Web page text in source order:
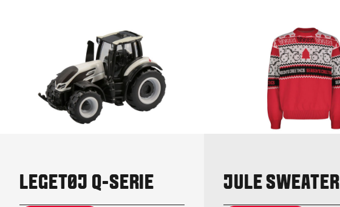
LEGETØJ Q-SERIE JULE SWEATER